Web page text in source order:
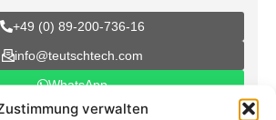
verwalten
+49 (0) 89-200-736-16
info@teutschtech.com
WhatsApp